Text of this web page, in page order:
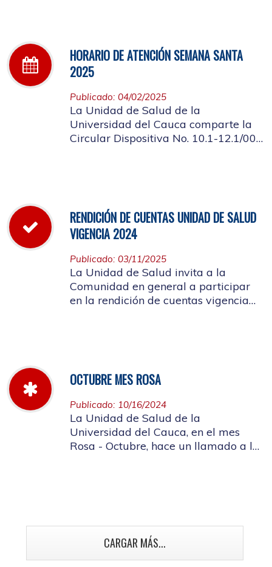
HORARIO DE ATENCIÓN SEMANA SANTA
2025
Publicado: 04/02/2025
La Unidad de Salud de la
Universidad del Cauca comparte la
Circular Dispositiva No. 10.1-12.1/002
RENDICIÓN DE CUENTAS UNIDAD DE SALUD
VIGENCIA 2024
Publicado: 03/11/2025
La Unidad de Salud invita a la
Comunidad en general a participar
en la rendición de cuentas vigencia
OCTUBRE MES ROSA
Publicado: 10/16/2024
La Unidad de Salud de la
Universidad del Cauca, en el mes
Rosa - Octubre, hace un llamado a la
CARGAR MÁS...